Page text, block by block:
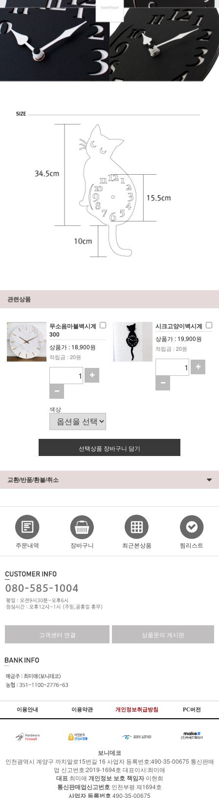
관련상품
무소음마블벽시계
300
상품가 : 18,900원
적립금 : 20원
색상
시크고양이벽시계
상품가 : 19,900원
적립금 : 20원
선택상품 장바구니 담기
교환/반품/환불/취소
주문내역 장바구니 최근본상품 찜리스트
고객센터 연결 상품문의 게시판
이용안내 이용약관 개인정보취급방침 PC버전
보니데코
인천광역시 계양구 까치말로15번길 16 사업자 등록번호:490-35-00675 통신판매
업 신고번호:2019-1694호 대표이사:최미애
대표 최미애 개인정보 보호 책임자이현희
통신판매업신고번호 인천부평 제1694호
사업자 등록번호 490-35-00675